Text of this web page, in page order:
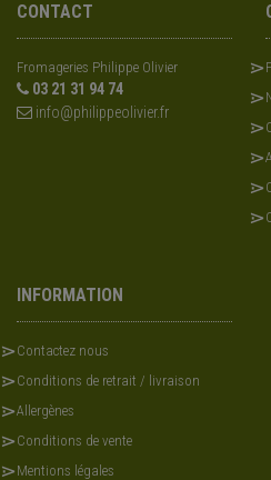
CONTACT
Fromageries Philippe Olivier
03 21 31 94 74
info@philippeolivier.fr
INFORMATION
Contactez nous
Conditions de retrait / livraison
Allergènes
Conditions de vente
Mentions légales